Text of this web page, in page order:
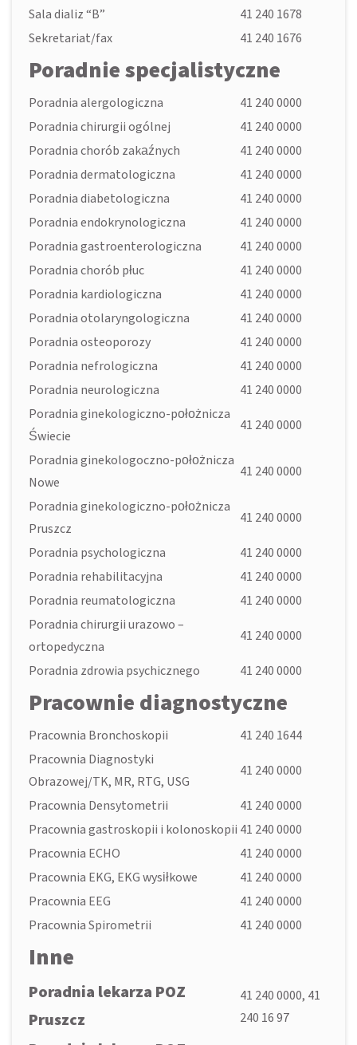
Sala dializ “B”
41 240 1678
Sekretariat/fax
41 240 1676
Poradnie specjalistyczne
Poradnia alergologiczna
41 240 0000
Poradnia chirurgii ogólnej
41 240 0000
Poradnia chorób zakaźnych
41 240 0000
Poradnia dermatologiczna
41 240 0000
Poradnia diabetologiczna
41 240 0000
Poradnia endokrynologiczna
41 240 0000
Poradnia gastroenterologiczna
41 240 0000
Poradnia chorób płuc
41 240 0000
Poradnia kardiologiczna
41 240 0000
Poradnia otolaryngologiczna
41 240 0000
Poradnia osteoporozy
41 240 0000
Poradnia nefrologiczna
41 240 0000
Poradnia neurologiczna
41 240 0000
Poradnia ginekologiczno-położnicza
Świecie
41 240 0000
Poradnia ginekologoczno-położnicza
Nowe
41 240 0000
Poradnia ginekologiczno-położnicza
Pruszcz
41 240 0000
Poradnia psychologiczna
41 240 0000
Poradnia rehabilitacyjna
41 240 0000
Poradnia reumatologiczna
41 240 0000
Poradnia chirurgii urazowo –
ortopedyczna
41 240 0000
Poradnia zdrowia psychicznego
41 240 0000
Pracownie diagnostyczne
Pracownia Bronchoskopii
41 240 1644
Pracownia Diagnostyki
Obrazowej/TK, MR, RTG, USG
41 240 0000
Pracownia Densytometrii
41 240 0000
Pracownia gastroskopii i kolonoskopii 41 240 0000
Pracownia ECHO
41 240 0000
Pracownia EKG, EKG wysiłkowe
41 240 0000
Pracownia EEG
41 240 0000
Pracownia Spirometrii
41 240 0000
Inne
Poradnia lekarza POZ
Pruszcz
41 240 0000, 41
240 16 97